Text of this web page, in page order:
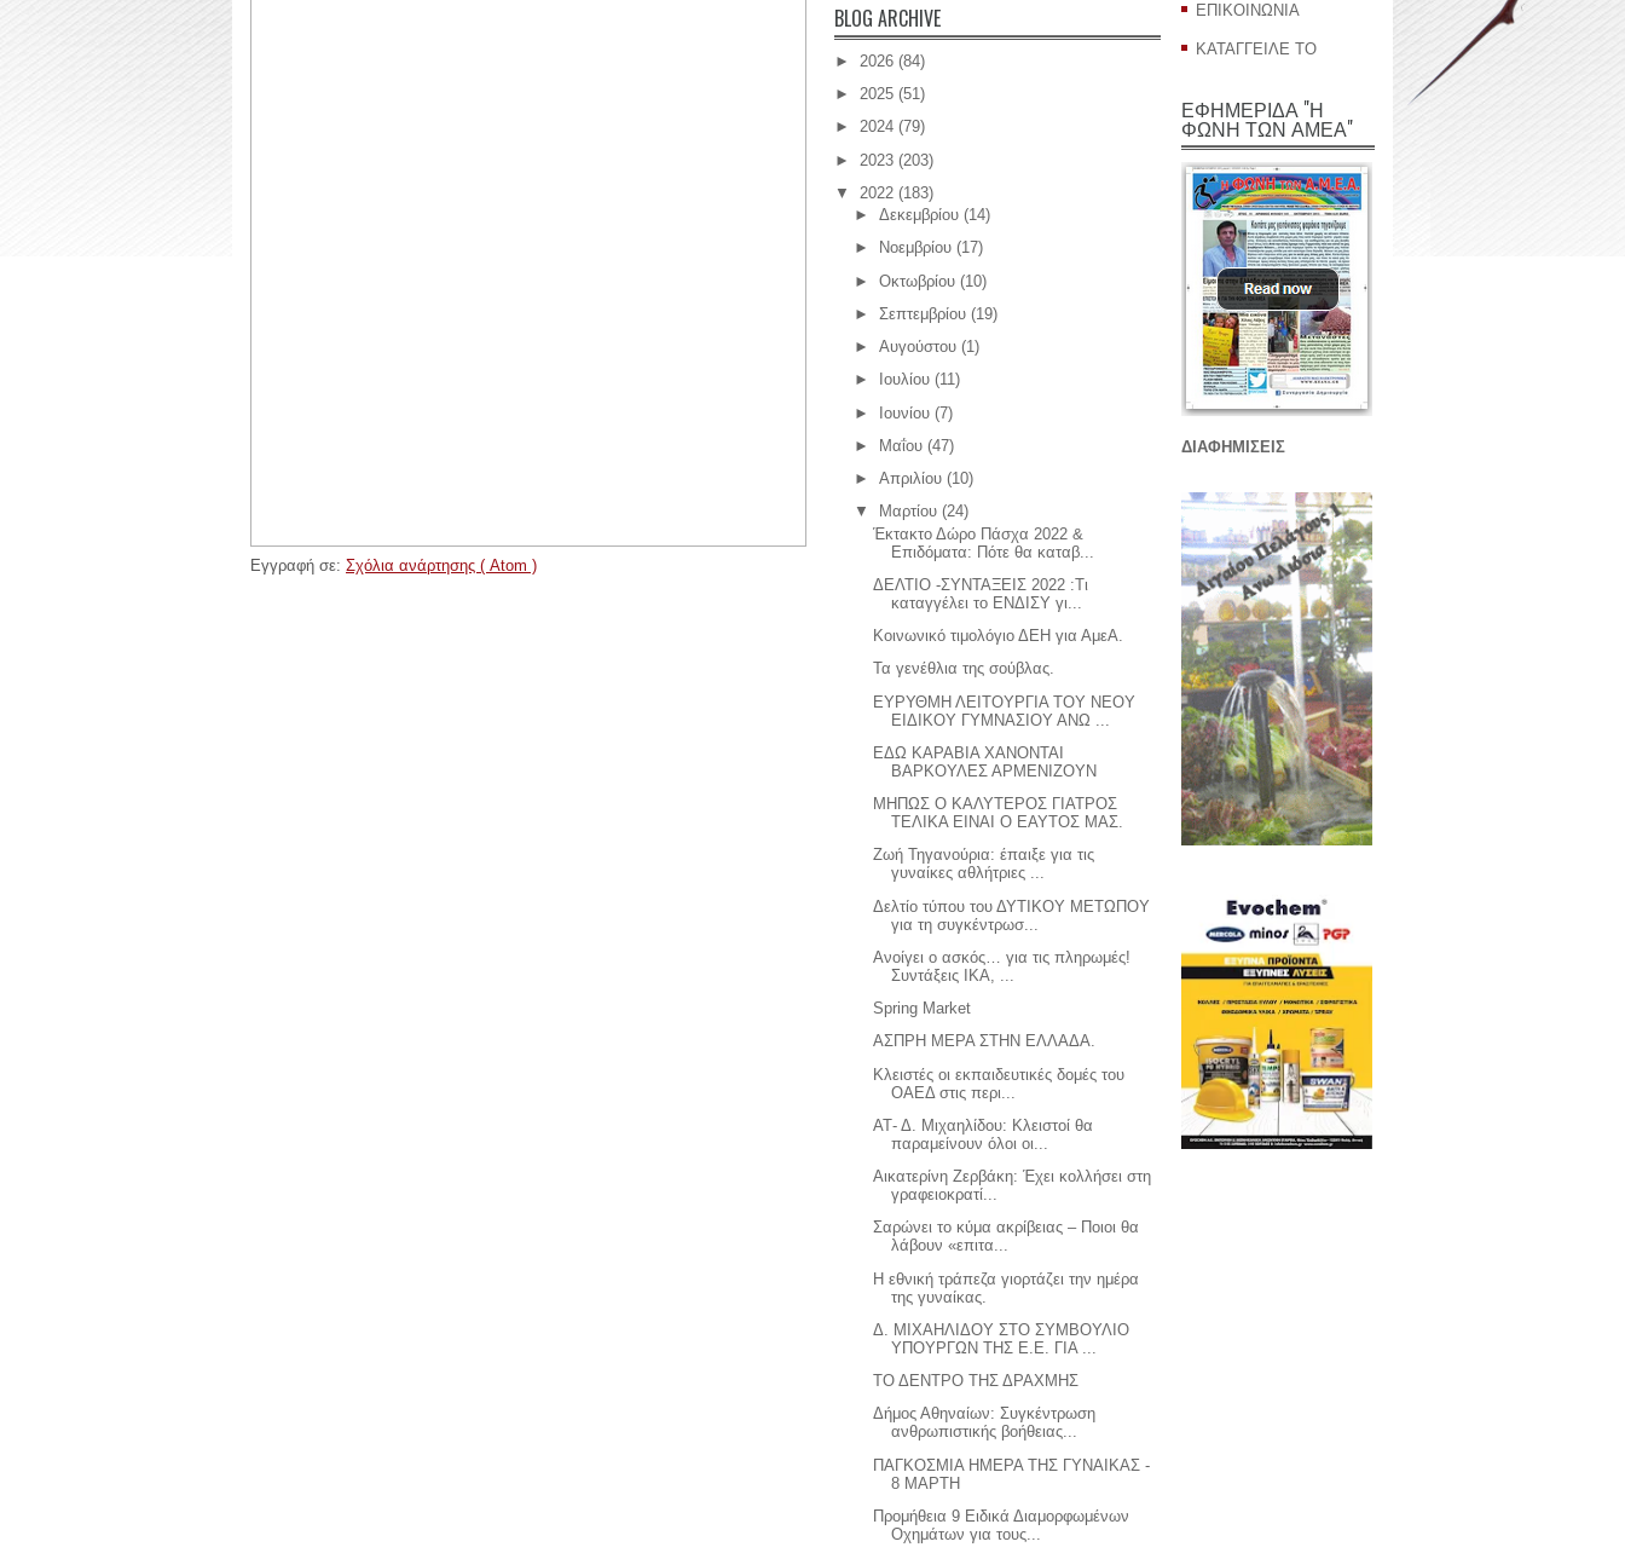
Εγγραφή σε: Σχόλια ανάρτησης ( Atom )
BLOG ARCHIVE
► 2026 (84)
► 2025 (51)
► 2024 (79)
► 2023 (203)
▼
2022 (183)
► Δεκεμβρίου (14)
►
Νοεμβρίου (17)
► Οκτωβρίου (10)
► Σεπτεμβρίου (19)
► Αυγούστου (1)
►
Ιουλίου (11)
► Ιουνίου (7)
►
Μαΐου (47)
► Απριλίου (10)
▼
Μαρτίου (24)
Έκτακτο Δώρο Πάσχα 2022 &
Επιδόματα: Πότε θα καταβ...
ΔΕΛΤΙΟ -ΣΥΝΤΑΞΕΙΣ 2022 :Τι
καταγγέλει το ΕΝΔΙΣΥ γι...
Κοινωνικό τιμολόγιο ΔΕΗ για ΑμεΑ.
Τα γενέθλια της σούβλας.
ΕΥΡΥΘΜΗ ΛΕΙΤΟΥΡΓΙΑ ΤΟΥ ΝΕΟΥ
ΕΙΔΙΚΟΥ ΓΥΜΝΑΣΙΟΥ ΑΝΩ ...
ΕΔΩ ΚΑΡΑΒΙΑ ΧΑΝΟΝΤΑΙ
ΒΑΡΚΟΥΛΕΣ ΑΡΜΕΝΙΖΟΥΝ
ΜΗΠΩΣ Ο ΚΑΛΥΤΕΡΟΣ ΓΙΑΤΡΟΣ
ΤΕΛΙΚΑ ΕΙΝΑΙ Ο ΕΑΥΤΟΣ ΜΑΣ.
Ζωή Τηγανούρια: έπαιξε για τις
γυναίκες αθλήτριες ...
Δελτίο τύπου του ΔΥΤΙΚΟΥ ΜΕΤΩΠΟΥ
για τη συγκέντρωσ...
Ανοίγει ο ασκός… για τις πληρωμές!
Συντάξεις ΙΚΑ, ...
Spring Market
ΑΣΠΡΗ ΜΕΡΑ ΣΤΗΝ ΕΛΛΑΔΑ.
Κλειστές οι εκπαιδευτικές δομές του
ΟΑΕΔ στις περι...
ΑΤ- Δ. Μιχαηλίδου: Κλειστοί θα
παραμείνουν όλοι οι...
Αικατερίνη Ζερβάκη: Έχει κολλήσει στη
γραφειοκρατί...
Σαρώνει το κύμα ακρίβειας – Ποιοι θα
λάβουν «επιτα...
Η εθνική τράπεζα γιορτάζει την ημέρα
της γυναίκας.
Δ. ΜΙΧΑΗΛΙΔΟΥ ΣΤΟ ΣΥΜΒΟΥΛΙΟ
ΥΠΟΥΡΓΩΝ ΤΗΣ Ε.Ε. ΓΙΑ ...
ΤΟ ΔΕΝΤΡΟ ΤΗΣ ΔΡΑΧΜΗΣ
Δήμος Αθηναίων: Συγκέντρωση
ανθρωπιστικής βοήθειας...
ΠΑΓΚΟΣΜΙΑ ΗΜΕΡΑ ΤΗΣ ΓΥΝΑΙΚΑΣ -
8 ΜΑΡΤΗ
Προμήθεια 9 Ειδικά Διαμορφωμένων
Οχημάτων για τους...
ΕΠΙΚΟΙΝΩΝΙΑ
ΚΑΤΑΓΓΕΙΛΕ ΤΟ
ΕΦΗΜΕΡΙΔΑ "Η
ΦΩΝΗ ΤΩΝ ΑΜΕΑ"
ΔΙΑΦΗΜΙΣΕΙΣ